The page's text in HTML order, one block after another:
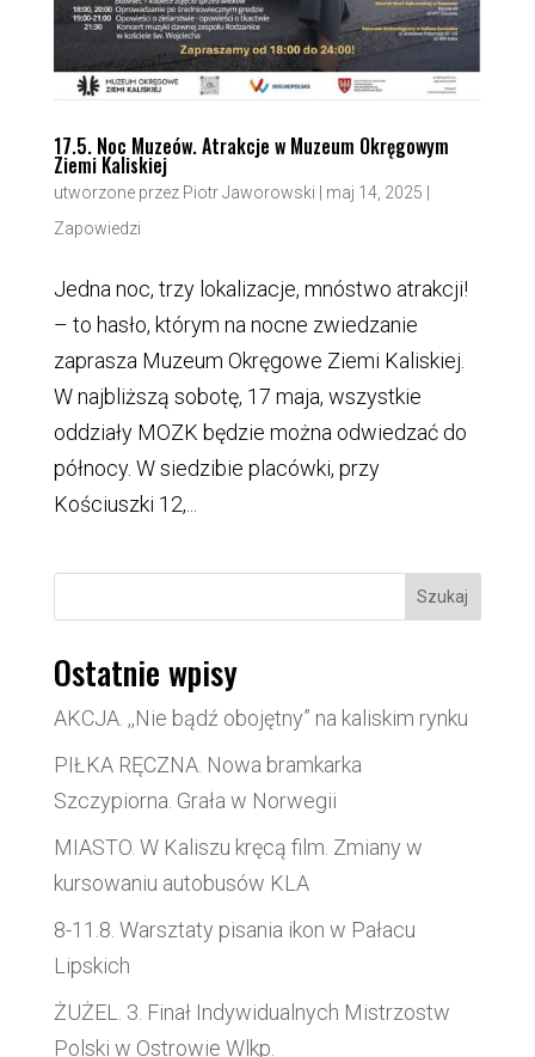
17.5. Noc Muzeów. Atrakcje w Muzeum Okręgowym
Ziemi Kaliskiej
utworzone przez Piotr Jaworowski maj 14, 2025
Zapowiedzi
Jedna noc, trzy lokalizacje, mnóstwo atrakcji!
– to hasło, którym na nocne zwiedzanie
zaprasza Muzeum Okręgowe Ziemi Kaliskiej.
W najbliższą sobotę, 17 maja, wszystkie
oddziały MOZK będzie można odwiedzać do
północy. W siedzibie placówki, przy
Kościuszki 12,...
Szukaj
Ostatnie wpisy
AKCJA. ,,Nie bądź obojętny” na kaliskim rynku
PIŁKA RĘCZNA. Nowa bramkarka
Szczypiorna. Grała w Norwegii
MIASTO. W Kaliszu kręcą film. Zmiany w
kursowaniu autobusów KLA
8-11.8. Warsztaty pisania ikon w Pałacu
Lipskich
ŻUŻEL. 3. Finał Indywidualnych Mistrzostw
Polski w Ostrowie Wlkp.